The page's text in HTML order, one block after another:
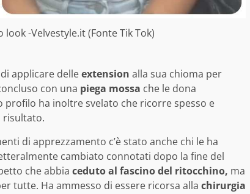
-Velvestyle.it (Fonte Tik Tok)
applicare delleextension alla sua chioma per
con una piega mossa che le dona
ha inoltre svelato che ricorre spesso e
risultato.
di apprezzamento c’è stato anche chi le ha
cambiato connotati dopo la fine del
che abbia ceduto al fascino del ritocchino, ma
tutte. Ha ammesso di essere ricorsa alla chirurgia